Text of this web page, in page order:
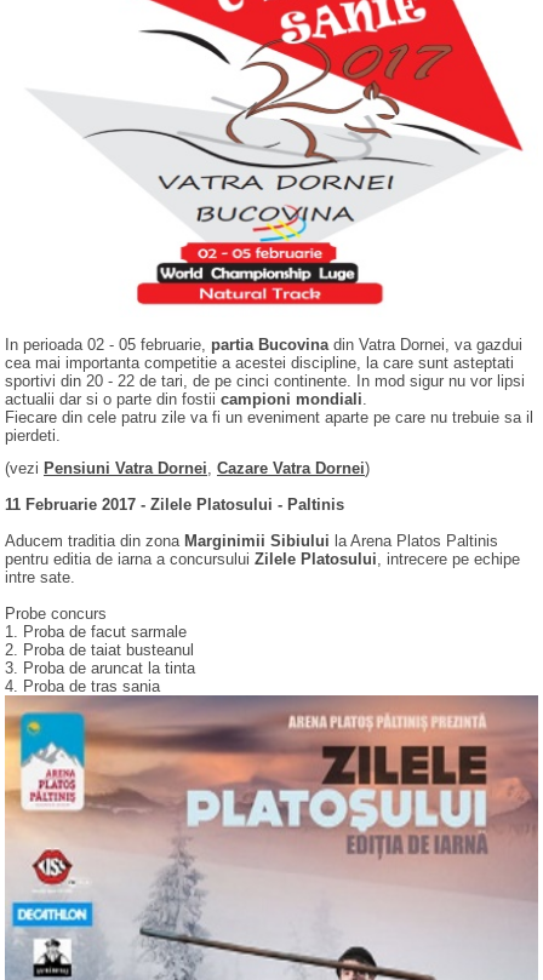
In perioada 02 - 05 februarie, partia Bucovinadin Vatra Dornei, va gazdui
cea mai importanta competitie a acestei discipline, la care sunt asteptati
sportivi din 20 - 22 de tari, de pe cinci continente. In mod sigur nu vor lipsi
actualii dar si o parte din fostii campioni mondiali.
Fiecare din cele patru zile va fi un eveniment aparte pe care nu trebuie sa il
pierdeti.
(vezi Pensiuni Vatra Dornei, Cazare Vatra Dornei)
11 Februarie 2017 - Zilele Platosului - Paltinis
Aducem traditia din zona Marginimii Sibiului la Arena Platos Paltinis
pentru editia de iarna a concursului Zilele Platosului, intrecere pe echipe
intre sate.
Probe concurs
1. Proba de facut sarmale
2. Proba de taiat busteanul
3. Proba de aruncat la tinta
4. Proba de tras sania